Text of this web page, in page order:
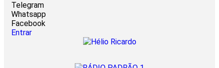
Telegram
Whatsapp
Facebook
Entrar